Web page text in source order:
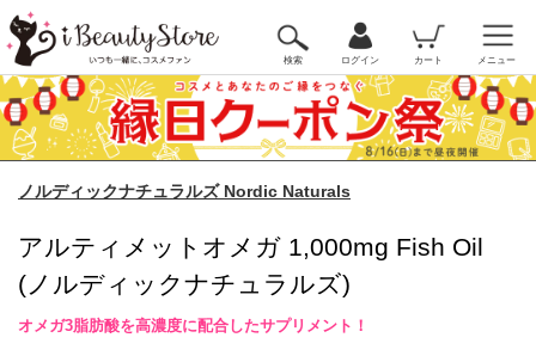
検索 ログイン カート メニュー
ノルディックナチュラルズ Nordic Naturals
アルティメットオメガ 1,000mg Fish Oil
(ノルディックナチュラルズ)
オメガ3脂肪酸を高濃度に配合したサプリメント！